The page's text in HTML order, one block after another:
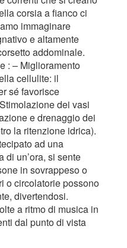
corsia a fianco ci
immaginare
e altamente
addominale.
: – Miglioramento
cellulite: il
sé favorisce
dei vasi
e drenaggio dei
la ritenzione idrica).
ad una
di un’ora, si sente
in sovrappeso o
o circolatorie possono
divertendosi.
a ritmo di musica in
dal punto di vista